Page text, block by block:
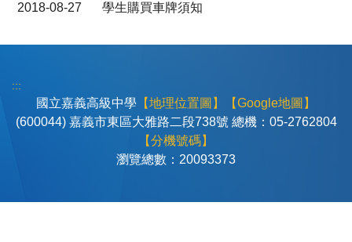
2018-08-27 學生購買車牌須知
:::
國立嘉義高級中學 【地理位置圖】
【Google地圖】
(600044) 嘉義市東區大雅路二段738號 總機：05-2762804
【分機號碼】
瀏覽總數： 20093373